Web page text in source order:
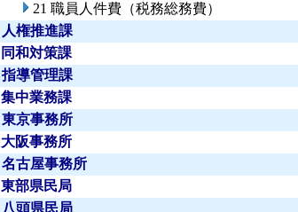
21 職員人件費（税務総務費）
人権推進課
同和対策課
指導管理課
集中業務課
東京事務所
大阪事務所
名古屋事務所
東部県民局
八頭県民局